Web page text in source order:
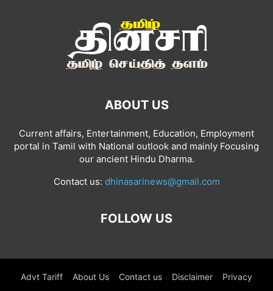
ABOUT US
Current affairs, Entertainment, Education, Employment
portal in Tamil with National outlook and mainly Focusing
our ancient Hindu Dharma.
Contact us: dhinasarinews@gmail.com
FOLLOW US
Advt Tariff About Us Contact us Disclaimer Privacy